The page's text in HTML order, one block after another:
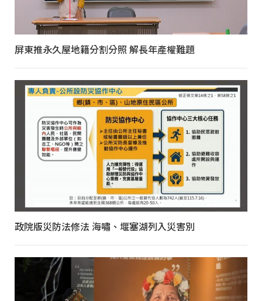
屏東推永久屋地籍分割分照 解長年產權難題
政院版災防法修法 海嘯、堰塞湖列入災害別